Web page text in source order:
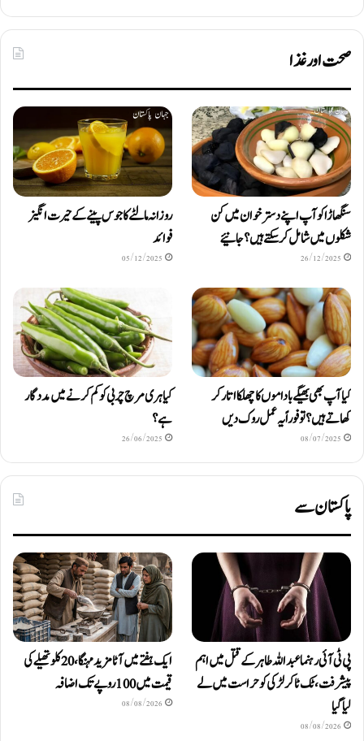
صحت اور غذا
سنگھاڑا کو آپ اپنے دستر خوان میں کن
شکلوں میں شامل کرسکتے ہیں ؟ جانیئے
26/12/2025
روزانہ مالٹے کا جوس پینے کے حیرت انگیز
فوائد
05/12/2025
کیا آپ بھی بھیگے باداموں کا چھلکا اتار کر
کھاتے ہیں؟ تو فوراً یہ عمل روک دیں
08/07/2025
کیا ہری مرچ چربی کو کم کرنے میں مددگار
ہے؟
26/06/2025
پاکستان سے
پی ٹی آئی رہنما عبداللہ طاہر کے قتل میں اہم
پیشرفت، ٹک ٹاکر لڑکی کو حراست میں لے
لیا گیا
08/08/2026
ایک ہفتے میں آٹا مزید مہنگا، 20 کلو تھیلے کی
قیمت میں 100 روپے تک اضافہ
08/08/2026